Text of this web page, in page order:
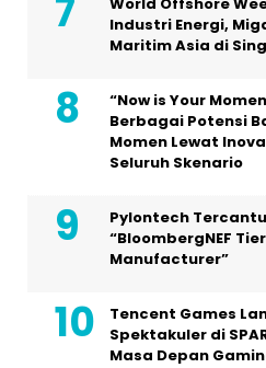
Industri Energi,
Maritim Asia di
“Now is Your
Berbagai Potensi
Momen Lewat
Seluruh Skenario
Pylontech
“BloombergNEF
Manufacturer”
Tencent Games
Spektakuler di
Masa Depan